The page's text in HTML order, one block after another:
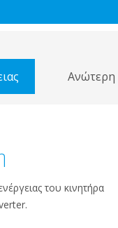
Ανώτερη
του κινητήρα